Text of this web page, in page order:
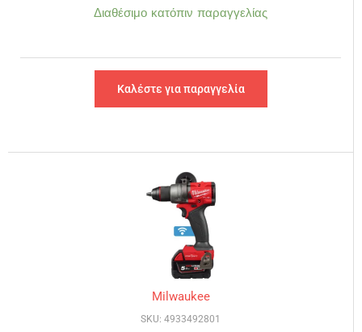
Διαθέσιμο κατόπιν παραγγελίας
Καλέστε για παραγγελία
Milwaukee
SKU: 4933492801